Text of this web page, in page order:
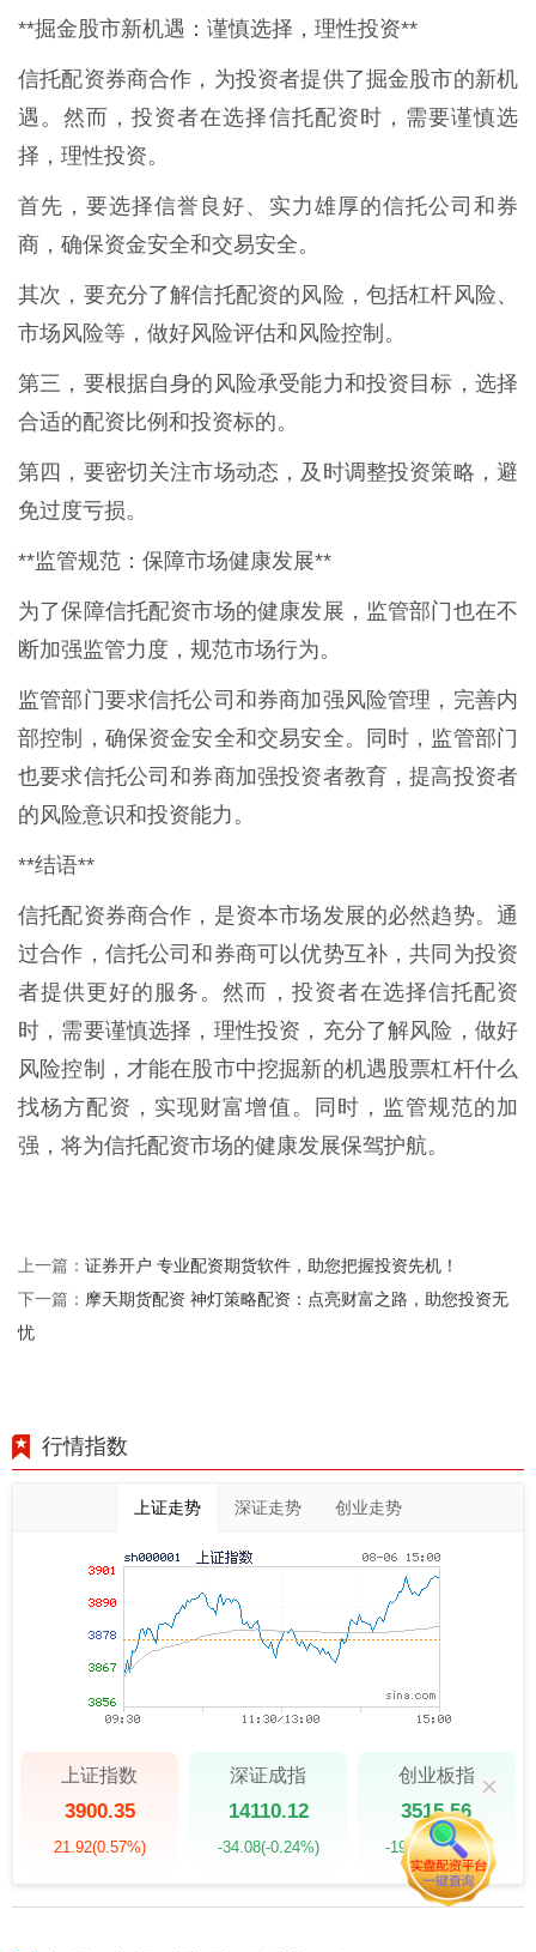
**掘金股市新机遇：谨慎选择，理性投资**
信托配资券商合作，为投资者提供了掘金股市的新机
遇。然而，投资者在选择信托配资时，需要谨慎选
择，理性投资。
首先，要选择信誉良好、实力雄厚的信托公司和券
商，确保资金安全和交易安全。
其次，要充分了解信托配资的风险，包括杠杆风险、
市场风险等，做好风险评估和风险控制。
第三，要根据自身的风险承受能力和投资目标，选择
合适的配资比例和投资标的。
第四，要密切关注市场动态，及时调整投资策略，避
免过度亏损。
**监管规范：保障市场健康发展**
为了保障信托配资市场的健康发展，监管部门也在不
断加强监管力度，规范市场行为。
监管部门要求信托公司和券商加强风险管理，完善内
部控制，确保资金安全和交易安全。同时，监管部门
也要求信托公司和券商加强投资者教育，提高投资者
的风险意识和投资能力。
**结语**
信托配资券商合作，是资本市场发展的必然趋势。通
过合作，信托公司和券商可以优势互补，共同为投资
者提供更好的服务。然而，投资者在选择信托配资
时，需要谨慎选择，理性投资，充分了解风险，做好
风险控制，才能在股市中挖掘新的机遇股票杠杆什么
找杨方配资，实现财富增值。同时，监管规范的加
强，将为信托配资市场的健康发展保驾护航。
上一篇： 证券开户 专业配资期货软件，助您把握投资先机！
下一篇： 摩天期货配资 神灯策略配资：点亮财富之路，助您投资无
忧
行情指数
上证走势 深证走势 创业走势
上证指数
3900.35
21.92(0.57%)
深证成指
14110.12
-34.08(-0.24%)
创业板指
3515.56
-19.58(-0.55%)